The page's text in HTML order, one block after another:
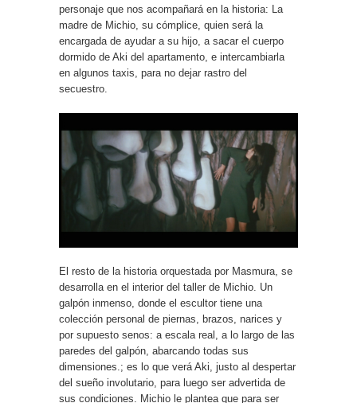
personaje que nos acompañará en la historia: La
madre de Michio, su cómplice, quien será la
encargada de ayudar a su hijo, a sacar el cuerpo
dormido de Aki del apartamento, e intercambiarla
en algunos taxis, para no dejar rastro del
secuestro.
El resto de la historia orquestada por Masmura, se
desarrolla en el interior del taller de Michio. Un
galpón inmenso, donde el escultor tiene una
colección personal de piernas, brazos, narices y
por supuesto senos: a escala real, a lo largo de las
paredes del galpón, abarcando todas sus
dimensiones.; es lo que verá Aki, justo al despertar
del sueño involutario, para luego ser advertida de
sus condiciones. Michio le plantea que para ser